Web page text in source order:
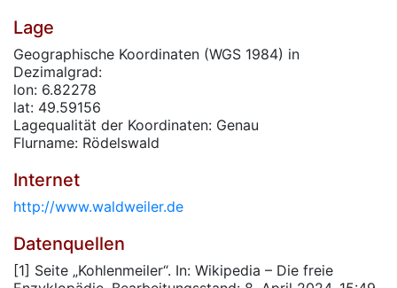
Lage
Geographische Koordinaten (WGS 1984) in
Dezimalgrad:
lon: 6.82278
lat: 49.59156
Lagequalität der Koordinaten: Genau
Flurname: Rödelswald
Internet
http://www.waldweiler.de
Datenquellen
[1] Seite „Kohlenmeiler“. In: Wikipedia – Die freie